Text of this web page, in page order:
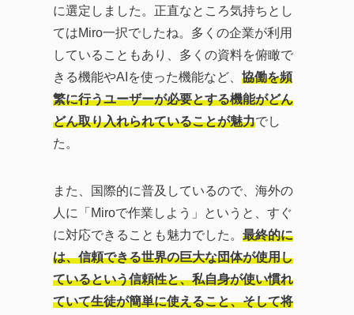
に選定しました。正直なところ気持ちとし
てはMiro一択でしたね。多くの企業が利用
していることもあり、多くの資料を俯瞰で
きる機能やAIを使った機能など、 協働を頻
繁に行うユーザーが必要とする機能がどん
どん取り入れられていることが魅力でし
た。
また、国際的に普及しているので、海外の
人に「Miroで作業しよう」というと、すぐ
に対応できることも魅力でした。 最終的に
は、信頼できる世界の巨大な団体が使用し
ているという信頼性と、私自身が使い慣れ
ていて生徒が簡単に使えること、そして将